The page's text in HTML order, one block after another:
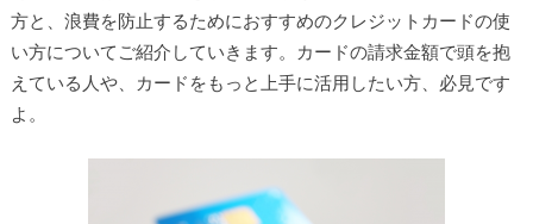
方と、浪費を防止するためにおすすめのクレジットカードの使
い方についてご紹介していきます。カードの請求金額で頭を抱
えている人や、カードをもっと上手に活用したい方、必見です
よ。